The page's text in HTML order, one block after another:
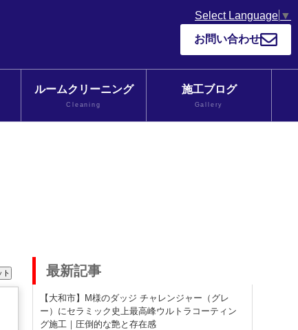
Select Language ▼
お問い合わせ
ルームクリーニング
Cleaning
施工ブログ
Gallery
最新記事
【大和市】M様のダッジ チャレンジャー（グレ
ー）にセラミック史上最高峰ウルトラコーティン
グ施工｜圧倒的な艶と存在感